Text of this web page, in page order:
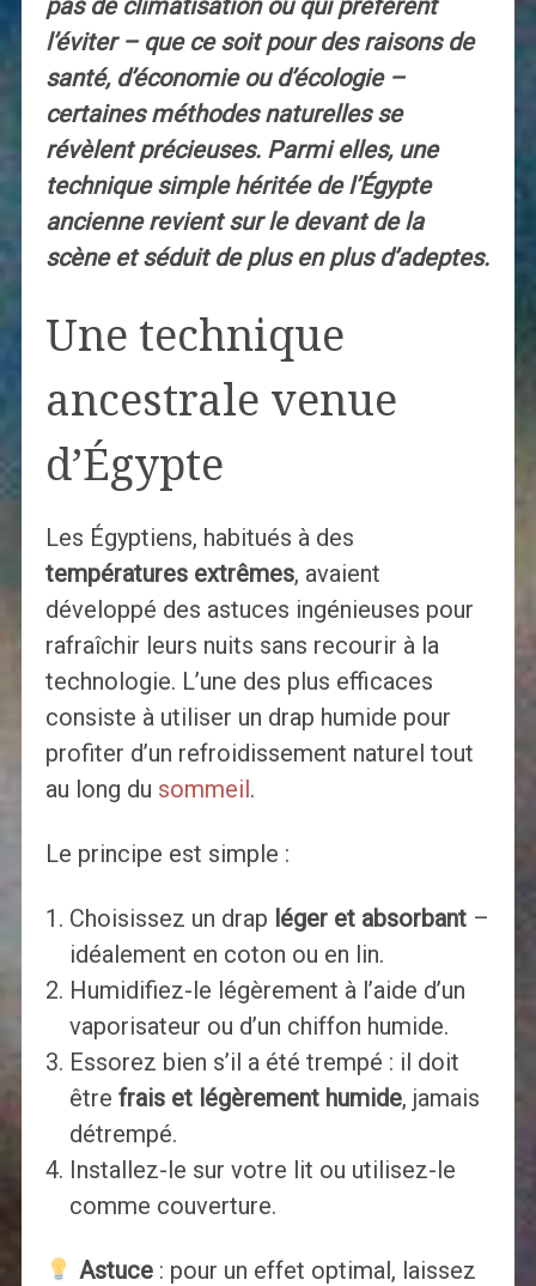
l’éviter – que ce soit pour des raisons de
santé, d’économie ou d’écologie –
certaines méthodes naturelles se
révèlent précieuses. Parmi elles, une
technique simple héritée de l’Égypte
ancienne revient sur le devant de la
scène et séduit de plus en plus d’adeptes.
Une technique
ancestrale venue
d’Égypte
Les Égyptiens, habitués à des
températures extrêmes, avaient
développé des astuces ingénieuses pour
rafraîchir leurs nuits sans recourir à la
technologie. L’une des plus efficaces
consiste à utiliser un drap humide pour
profiter d’un refroidissement naturel tout
au long du sommeil.
Le principe est simple :
Choisissez un drap léger et absorbant–
idéalement en coton ou en lin.
Humidifiez-le légèrement à l’aide d’un
vaporisateur ou d’un chiffon humide.
Essorez bien s’il a été trempé : il doit
être frais et légèrement humide, jamais
détrempé.
Installez-le sur votre lit ou utilisez-le
comme couverture.
Astuce: pour un effet optimal, laissez